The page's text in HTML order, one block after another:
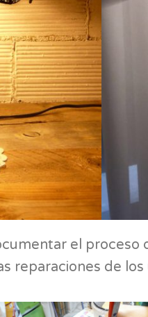
el
reparaciones de